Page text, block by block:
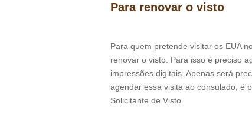
Para renovar o visto
Para quem pretende visitar os EUA
renovar o visto. Para isso é preciso
impressões digitais. Apenas será
agendar essa visita ao consulado, é
Solicitante de Visto.